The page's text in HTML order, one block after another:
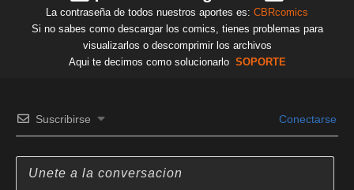
La contraseña de todos nuestros aportes es: CBRcomics
Si no sabes como descargar los comics, tienes problemas para
visualizarlos o descomprimir los archivos
Aqui te decimos como solucionarlo SOPORTE
Suscribirse Conectarse